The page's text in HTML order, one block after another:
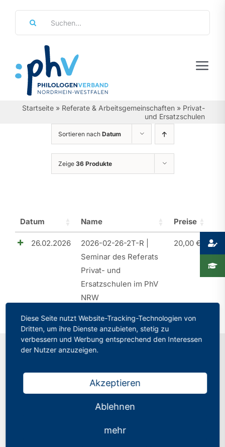
springen
Regierungsbezirke
Personalräte
Über Uns
Referate & Arbeitsgemeinschaften
Leistungen & Service
Presse
Recht
Startseite » Referate & Arbeitsgemeinschaften » Privat-
und Ersatzschulen
Sortieren nach Datum
Zeige 36 Produkte
Datum Name Preise
26.02.2026
2026-02-26-2T-R |
Seminar des Referats
Privat- und
Ersatzschulen im PhV
NRW
20,00 €
Kontakt
Philologenverband Nordrhein-Westfalen
Diese Seite nutzt Website-Tracking-Technologien von
Dritten, um ihre Dienste anzubieten, stetig zu
verbessern und Werbung entsprechend den Interessen
der Nutzer anzuzeigen.
Akzeptieren
Ablehnen
mehr